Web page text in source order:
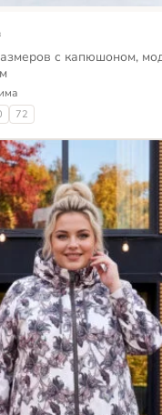
с капюшоном,
72